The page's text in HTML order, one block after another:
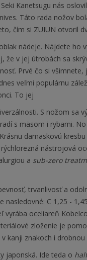
Kanetsugu nás
Táto rada nožov
čím si ZUIUN otvoril
nádeje. Nájdete ho
že v jej útrobách sa
Prvé čo si všimnete,
veľmi populárnu
To jej
S nožom sa
s mäsom i rybami.
damaskovú
nástrojová
a sub-zero
trvanlivosť a
C 1,25 -
vyrába oceliareň
zloženie je
kanji znakoch i drobnou
japonská. Ide teda o